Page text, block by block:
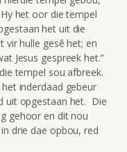
het oor die tempel
het uit die
vir hulle gesê het; en
Jesus gespreek het.”
tempel sou afbreek.
inderdaad gebeur
uit opgestaan het. Die
gehoor en dit nou
drie dae opbou, red